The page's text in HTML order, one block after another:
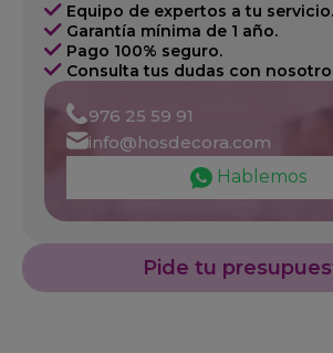
Equipo de expertos a tu servicio.
Garantía mínima de 1 año.
Pago 100% seguro.
Consulta tus dudas con
976 25 59 91
info@hosdecora.com
Hablemos
Pide tu